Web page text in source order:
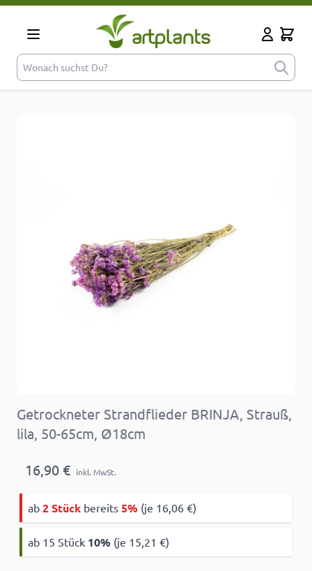
Zum Inhalt springen
Cart
Getrockneter Strandflieder BRINJA, Strauß,
lila, 50-65cm, Ø18cm
16,90 € inkl. MwSt.
ab 2 Stück bereits 5% (je 16,06 €)
ab 15 Stück 10% (je 15,21 €)